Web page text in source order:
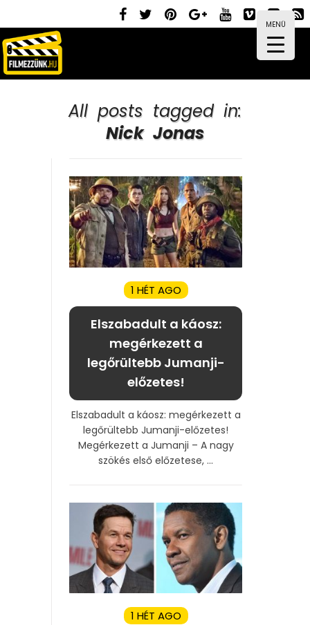
MENÜ
All posts tagged in:
Nick Jonas
1 HÉT AGO
Elszabadult a káosz:
megérkezett a
legőrültebb Jumanji-
előzetes!
Elszabadult a káosz: megérkezett a
legőrültebb Jumanji-előzetes!
Megérkezett a Jumanji – A nagy
szökés első előzetese, ...
1 HÉT AGO